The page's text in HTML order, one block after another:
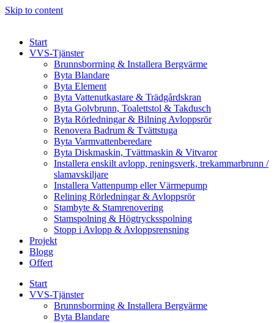
Skip to content
Start
VVS-Tjänster
Brunnsborrning & Installera Bergvärme
Byta Blandare
Byta Element
Byta Vattenutkastare & Trädgårdskran
Byta Golvbrunn, Toalettstol & Takdusch
Byta Rörledningar & Bilning Avloppsrör
Renovera Badrum & Tvättstuga
Byta Varmvattenberedare
Byta Diskmaskin, Tvättmaskin & Vitvaror
Installera enskilt avlopp, reningsverk, trekammarbrunn /
slamavskiljare
Installera Vattenpump eller Värmepump
Relining Rörledningar & Avloppsrör
Stambyte & Stamrenovering
Stamspolning & Högtrycksspolning
Stopp i Avlopp & Avloppsrensning
Projekt
Blogg
Offert
Start
VVS-Tjänster
Brunnsborrning & Installera Bergvärme
Byta Blandare